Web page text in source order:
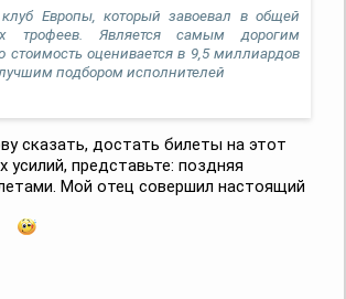
Европы, который завоевал в общей
трофеев. Является самым дорогим
оценивается в 9,5 миллиардов
подбором исполнителей
сказать, достать билеты на этот
представьте: поздняя
Мой отец совершил настоящий